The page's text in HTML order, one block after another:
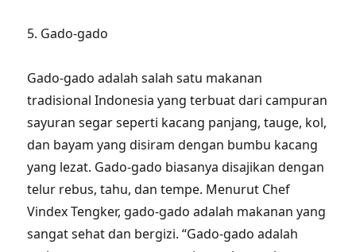
5. Gado-gado
Gado-gado adalah salah satu makanan
tradisional Indonesia yang terbuat dari campuran
sayuran segar seperti kacang panjang, tauge, kol,
dan bayam yang disiram dengan bumbu kacang
yang lezat. Gado-gado biasanya disajikan dengan
telur rebus, tahu, dan tempe. Menurut Chef
Vindex Tengker, gado-gado adalah makanan yang
sangat sehat dan bergizi. “Gado-gado adalah